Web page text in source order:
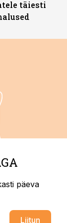
täiesti
päeva
Liitun